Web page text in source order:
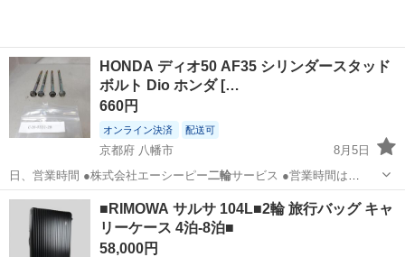
HONDA ディオ50 AF35 シリンダースタッド
ボルト Dio ホンダ […
660円
オンライン決済 配送可
京都府 八幡市
8月5日
日、営業時間 ●株式会社エーシーピー二輪サービス ●営業時間は
AM10：00…
京都 八幡市 Dio
■RIMOWA サルサ 104L■2輪 旅行バッグ キャ
リーケース 4泊-8泊■
58,000円